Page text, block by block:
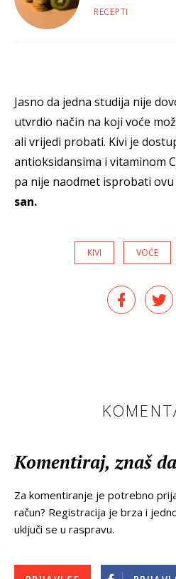
RECEPTI
Jasno da jedna studija nije
utvrdio način na koji voće
ali vrijedi probati. Kivi je
antioksidansima i vitaminom
pa nije naodmet isprobati
san.
KIVI VOĆE
Komentiraj, znaš
Za komentiranje je potrebno
račun? Registracija je brza i
uključi se u raspravu.